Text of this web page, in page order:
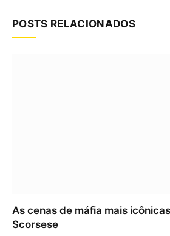
POSTS RELACIONADOS
As cenas de máfia mais
Scorsese